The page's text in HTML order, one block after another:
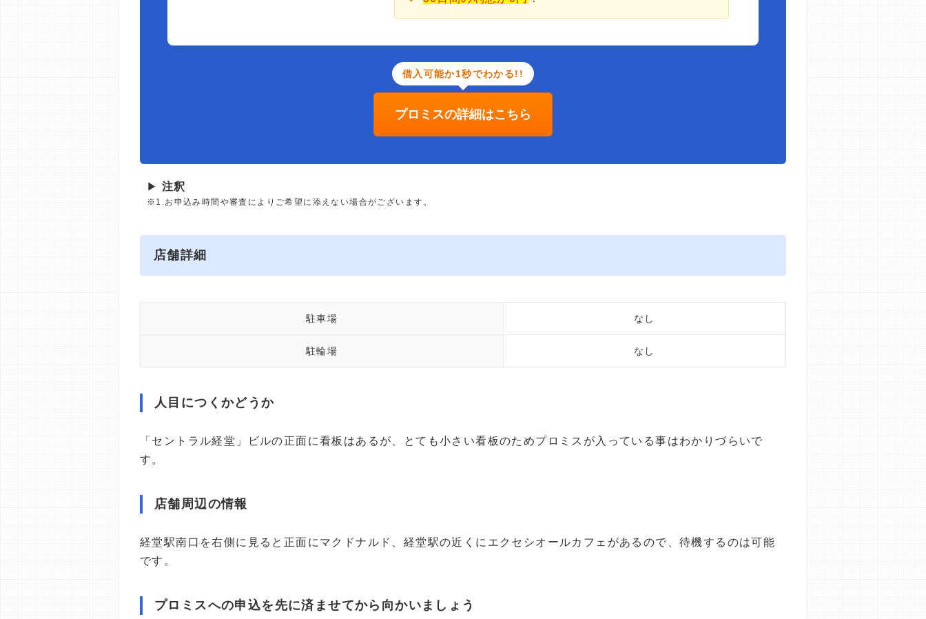
借入可能か1秒でわかる!!
プロミスの詳細はこちら
▶ 注釈
※1.お申込み時間や審査によりご希望に添えない場合がございます。
店舗詳細
駐車場 なし
駐輪場 なし
人目につくかどうか
「セントラル経堂」ビルの正面に看板はあるが、とても小さい看板のためプロミスが入っている事はわかりづらいで
す。
店舗周辺の情報
経堂駅南口を右側に見ると正面にマクドナルド、経堂駅の近くにエクセシオールカフェがあるので、待機するのは可能
です。
プロミスへの申込を先に済ませてから向かいましょう